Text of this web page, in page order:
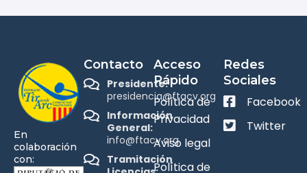
En
colaboración
con:
Contacto
Presidente:
presidencia@ftacv.org
Información
General:
info@ftacv.org
Tramitación
Acceso
Rápido
Política de
Privacidad
Aviso legal
Política de
Redes
Sociales
Facebook
Twitter